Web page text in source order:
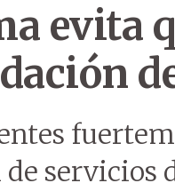
evita
servicios